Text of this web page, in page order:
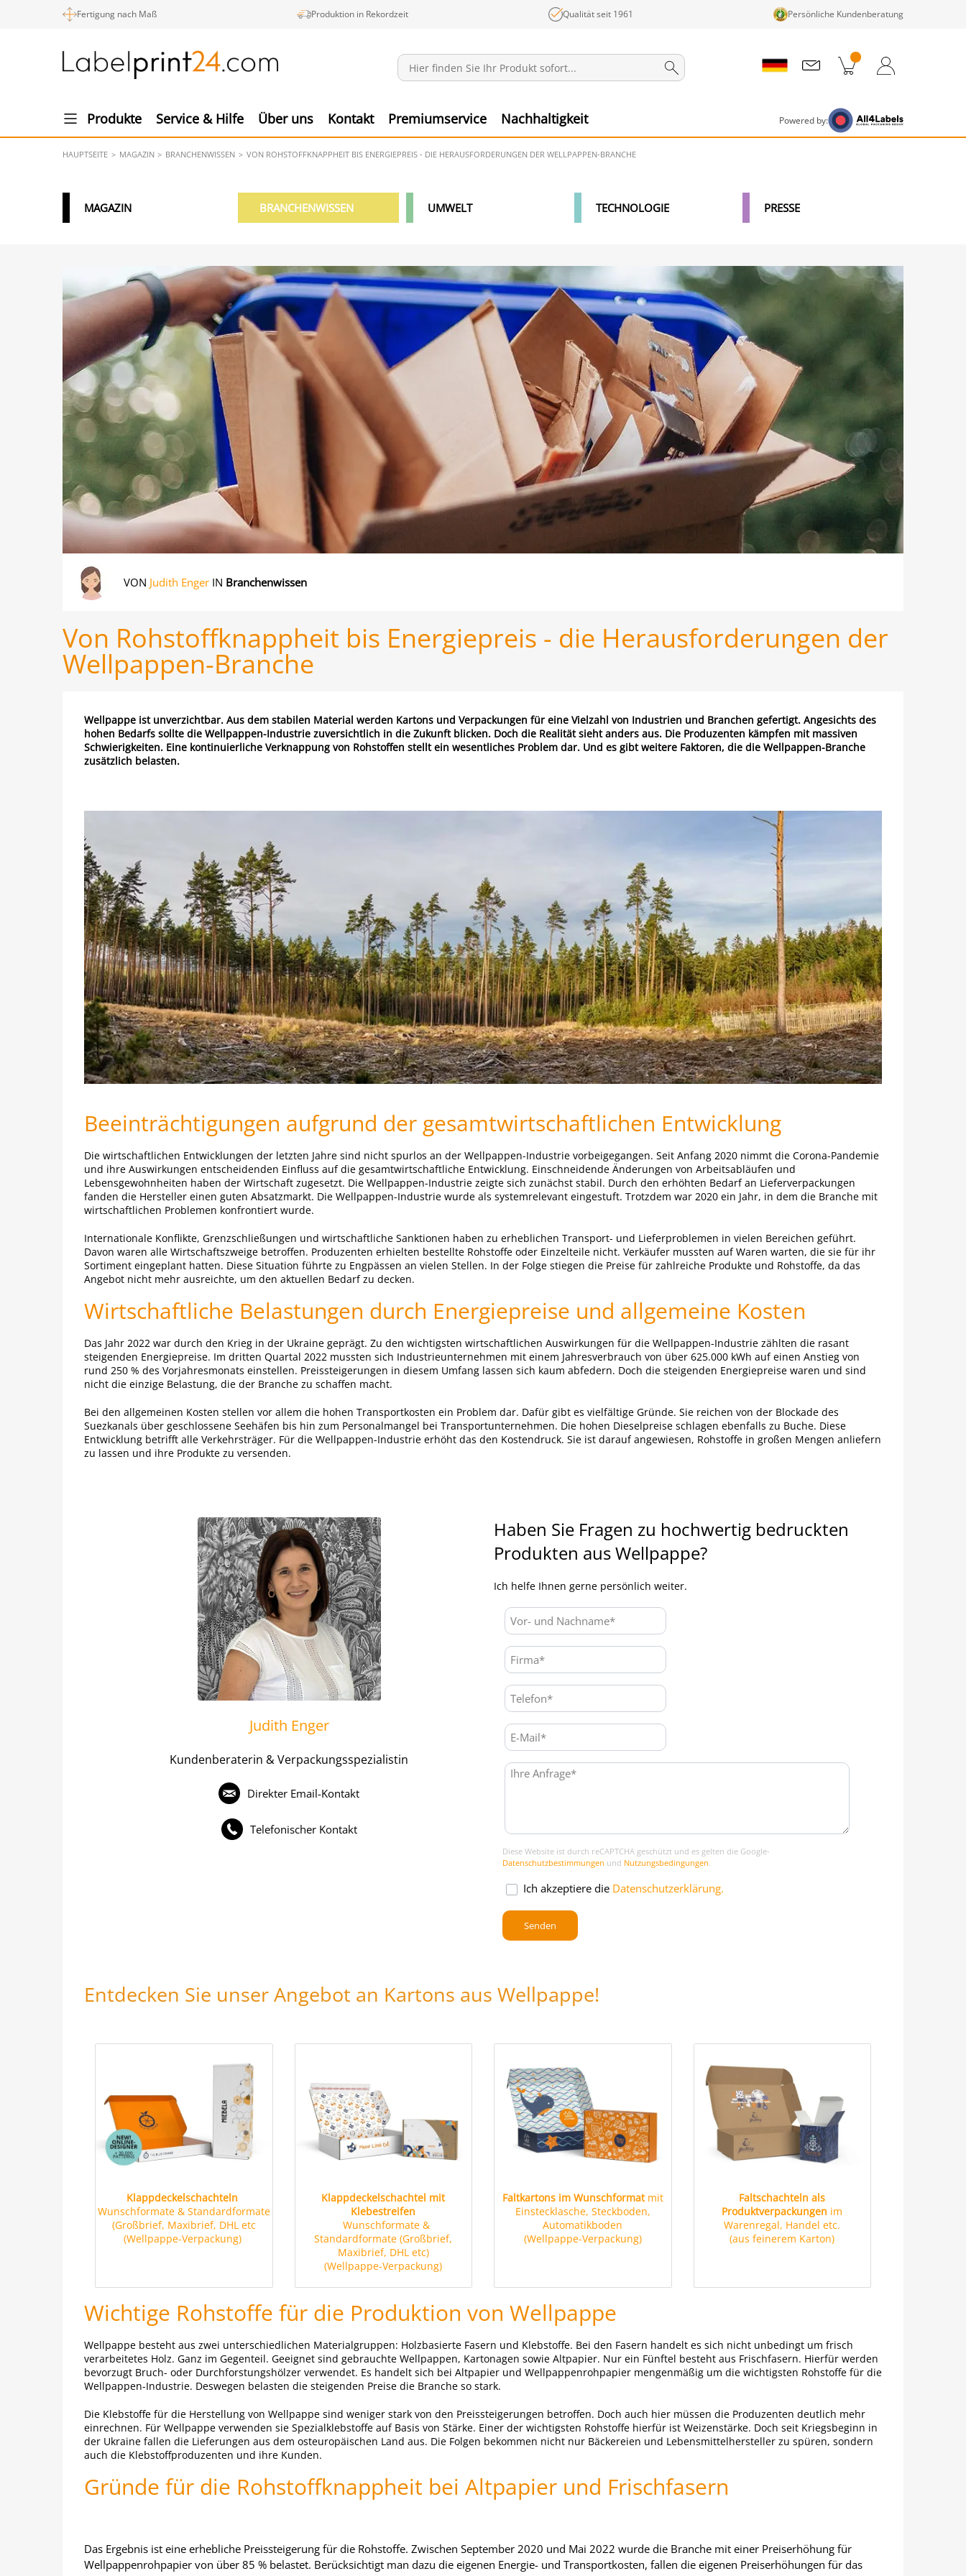
Fertigung nach Maß Produktion in Rekordzeit Qualität seit 1961 Persönliche Kundenberatung
Produkte Service & Hilfe Über uns Kontakt Premiumservice Nachhaltigkeit Powered by:
HAUPTSEITE MAGAZIN BRANCHENWISSEN VON ROHSTOFFKNAPPHEIT BIS ENERGIEPREIS - DIE HERAUSFORDERUNGEN DER WELLPAPPEN-BRANCHE
MAGAZIN BRANCHENWISSEN UMWELT TECHNOLOGIE PRESSE
VON Judith Enger IN Branchenwissen
Von Rohstoffknappheit bis Energiepreis - die Herausforderungen der
Wellpappen-Branche
Wellpappe ist unverzichtbar. Aus dem stabilen Material werden Kartons und Verpackungen für eine Vielzahl von Industrien und Branchen gefertigt. Angesichts des
hohen Bedarfs sollte die Wellpappen-Industrie zuversichtlich in die Zukunft blicken. Doch die Realität sieht anders aus. Die Produzenten kämpfen mit massiven
Schwierigkeiten. Eine kontinuierliche Verknappung von Rohstoffen stellt ein wesentliches Problem dar. Und es gibt weitere Faktoren, die die Wellpappen-Branche
zusätzlich belasten.
Beeinträchtigungen aufgrund der gesamtwirtschaftlichen Entwicklung
Die wirtschaftlichen Entwicklungen der letzten Jahre sind nicht spurlos an der Wellpappen-Industrie vorbeigegangen. Seit Anfang 2020 nimmt die Corona-Pandemie
und ihre Auswirkungen entscheidenden Einfluss auf die gesamtwirtschaftliche Entwicklung. Einschneidende Änderungen von Arbeitsabläufen und
Lebensgewohnheiten haben der Wirtschaft zugesetzt. Die Wellpappen-Industrie zeigte sich zunächst stabil. Durch den erhöhten Bedarf an Lieferverpackungen
fanden die Hersteller einen guten Absatzmarkt. Die Wellpappen-Industrie wurde als systemrelevant eingestuft. Trotzdem war 2020 ein Jahr, in dem die Branche mit
wirtschaftlichen Problemen konfrontiert wurde.
Internationale Konflikte, Grenzschließungen und wirtschaftliche Sanktionen haben zu erheblichen Transport- und Lieferproblemen in vielen Bereichen geführt.
Davon waren alle Wirtschaftszweige betroffen. Produzenten erhielten bestellte Rohstoffe oder Einzelteile nicht. Verkäufer mussten auf Waren warten, die sie für ihr
Sortiment eingeplant hatten. Diese Situation führte zu Engpässen an vielen Stellen. In der Folge stiegen die Preise für zahlreiche Produkte und Rohstoffe, da das
Angebot nicht mehr ausreichte, um den aktuellen Bedarf zu decken.
Wirtschaftliche Belastungen durch Energiepreise und allgemeine Kosten
Das Jahr 2022 war durch den Krieg in der Ukraine geprägt. Zu den wichtigsten wirtschaftlichen Auswirkungen für die Wellpappen-Industrie zählten die rasant
steigenden Energiepreise. Im dritten Quartal 2022 mussten sich Industrieunternehmen mit einem Jahresverbrauch von über 625.000 kWh auf einen Anstieg von
rund 250 % des Vorjahresmonats einstellen. Preissteigerungen in diesem Umfang lassen sich kaum abfedern. Doch die steigenden Energiepreise waren und sind
nicht die einzige Belastung, die der Branche zu schaffen macht.
Bei den allgemeinen Kosten stellen vor allem die hohen Transportkosten ein Problem dar. Dafür gibt es vielfältige Gründe. Sie reichen von der Blockade des
Suezkanals über geschlossene Seehäfen bis hin zum Personalmangel bei Transportunternehmen. Die hohen Dieselpreise schlagen ebenfalls zu Buche. Diese
Entwicklung betrifft alle Verkehrsträger. Für die Wellpappen-Industrie erhöht das den Kostendruck. Sie ist darauf angewiesen, Rohstoffe in großen Mengen anliefern
zu lassen und ihre Produkte zu versenden.
Judith Enger
Kundenberaterin & Verpackungsspezialistin
Direkter Email-Kontakt
Telefonischer Kontakt
Haben Sie Fragen zu hochwertig bedruckten
Produkten aus Wellpappe?
Ich helfe Ihnen gerne persönlich weiter.
Diese Website ist durch reCAPTCHA geschützt und es gelten die Google-
Datenschutzbestimmungen und Nutzungsbedingungen
Ich akzeptiere die Datenschutzerklärung.
Entdecken Sie unser Angebot an Kartons aus Wellpappe!
Klappdeckelschachteln
Wunschformate & Standardformate
(Großbrief, Maxibrief, DHL etc
(Wellpappe-Verpackung)
Klappdeckelschachtel mit
Klebestreifen
Wunschformate &
Standardformate (Großbrief,
Maxibrief, DHL etc)
(Wellpappe-Verpackung)
Faltkartons im Wunschformat mit
Einstecklasche, Steckboden,
Automatikboden
(Wellpappe-Verpackung)
Faltschachteln als
Produktverpackungen im
Warenregal, Handel etc.
(aus feinerem Karton)
Wichtige Rohstoffe für die Produktion von Wellpappe
Wellpappe besteht aus zwei unterschiedlichen Materialgruppen: Holzbasierte Fasern und Klebstoffe. Bei den Fasern handelt es sich nicht unbedingt um frisch
verarbeitetes Holz. Ganz im Gegenteil. Geeignet sind gebrauchte Wellpappen, Kartonagen sowie Altpapier. Nur ein Fünftel besteht aus Frischfasern. Hierfür werden
bevorzugt Bruch- oder Durchforstungshölzer verwendet. Es handelt sich bei Altpapier und Wellpappenrohpapier mengenmäßig um die wichtigsten Rohstoffe für die
Wellpappen-Industrie. Deswegen belasten die steigenden Preise die Branche so stark.
Die Klebstoffe für die Herstellung von Wellpappe sind weniger stark von den Preissteigerungen betroffen. Doch auch hier müssen die Produzenten deutlich mehr
einrechnen. Für Wellpappe verwenden sie Spezialklebstoffe auf Basis von Stärke. Einer der wichtigsten Rohstoffe hierfür ist Weizenstärke. Doch seit Kriegsbeginn in
der Ukraine fallen die Lieferungen aus dem osteuropäischen Land aus. Die Folgen bekommen nicht nur Bäckereien und Lebensmittelhersteller zu spüren, sondern
auch die Klebstoffproduzenten und ihre Kunden.
Gründe für die Rohstoffknappheit bei Altpapier und Frischfasern
Das Ergebnis ist eine erhebliche Preissteigerung für die Rohstoffe. Zwischen September 2020 und Mai 2022 wurde die Branche mit einer Preiserhöhung für
Wellpappenrohpapier von über 85 % belastet. Berücksichtigt man dazu die eigenen Energie- und Transportkosten, fallen die eigenen Preiserhöhungen für das